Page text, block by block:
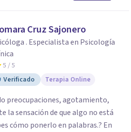
Cruz Sajonero
. Especialista en Psicología
5 / 5
Verificado
Terapia Online
la sensación de que algo no está